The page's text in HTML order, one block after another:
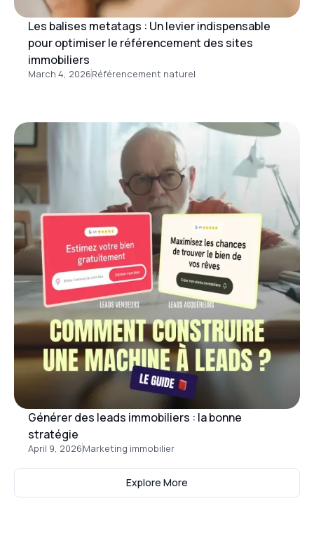
Les balises metatags : Un levier indispensable
pour optimiser le référencement des sites
immobiliers
March 4, 2026Référencement naturel
Générer des leads immobiliers : la bonne
stratégie
April 9, 2026Marketing immobilier
Explore More